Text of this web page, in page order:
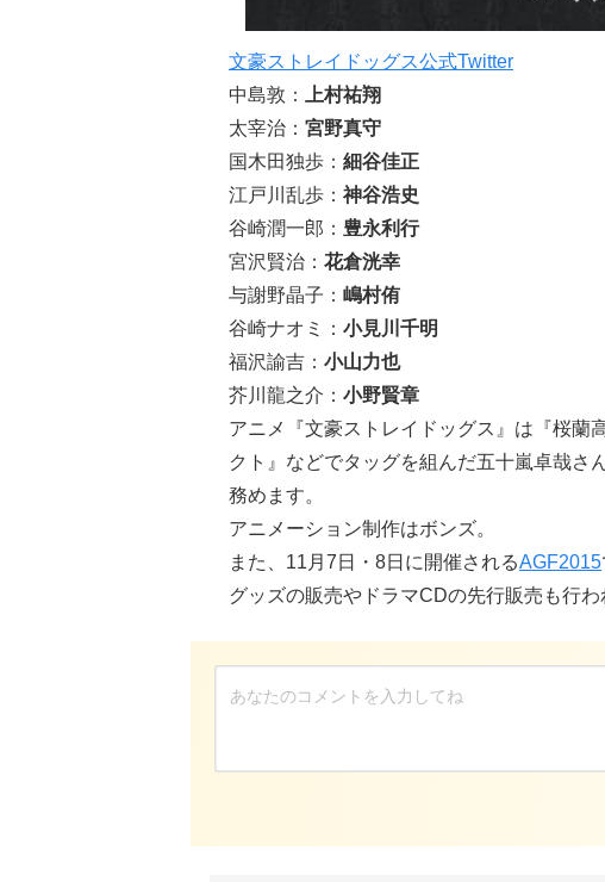
文豪ストレイドッグス公式Twitter
中島敦：
上村祐翔
太宰治： 宮野真守
国木田独歩： 細谷佳正
江戸川乱歩： 神谷浩史
谷崎潤一郎： 豊永利行
宮沢賢治： 花倉洸幸
与謝野晶子： 嶋村侑
谷崎ナオミ： 小見川千明
福沢諭吉： 小山力也
芥川龍之介： 小野賢章
アニメ『文豪ストレイドッグス』は『桜蘭
クト』などでタッグを組んだ五十嵐卓哉さ
務めます。
アニメーション制作はボンズ。
また、11月7日・8日に開催されるAGF2015
グッズの販売やドラマCDの先行販売も行わ